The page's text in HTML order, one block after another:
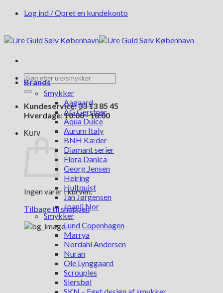
FortsætLog ind / Opret en kundekonto
Søg
efter:
Kundeservice: 33 13 85 45
Hverdage: 10:00 - 18:00
Kurv
Ingen varer i kurven.
Tilbage til shoppen
Brands
Smykker
Aagaard
AG Gerstner
Aqua Dulce
Aurum Italy
BNH Kæder
Diamant serier
Flora Danica
Georg Jensen
Heiring
Hultquist
Jan Jørgensen
Joanli Nor
Smykker
Lund Copenhagen
Marrya
Nordahl Andersen
Nuran
Ole Lynggaard
Scrouples
Siersbøl